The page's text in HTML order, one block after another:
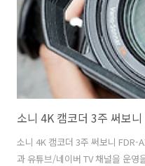
출..
소니 4K 캠코더 3주 써보
소니 4K 캠코더 3주 써보니 FDR-
과 유튜브/네이버 TV 채널을 운영